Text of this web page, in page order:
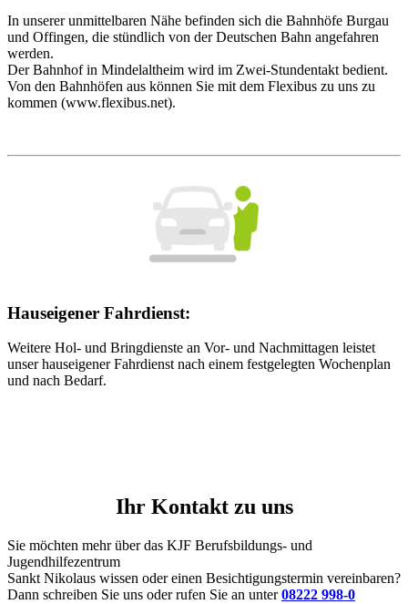
In unserer unmittelbaren Nähe befinden sich die Bahnhöfe Burgau
und Offingen, die stündlich von der Deutschen Bahn angefahren
werden.
Der Bahnhof in Mindelaltheim wird im Zwei-Stundentakt bedient.
Von den Bahnhöfen aus können Sie mit dem Flexibus zu uns zu
kommen (www.flexibus.net).
Hauseigener Fahrdienst:
Weitere Hol- und Bringdienste an Vor- und Nachmittagen leistet
unser hauseigener Fahrdienst nach einem festgelegten Wochenplan
und nach Bedarf.
Ihr Kontakt zu uns
Sie möchten mehr über das KJF Berufsbildungs- und
Jugendhilfezentrum
Sankt Nikolaus wissen oder einen Besichtigungstermin vereinbaren?
Dann schreiben Sie uns oder rufen Sie an unter 08222 998-0